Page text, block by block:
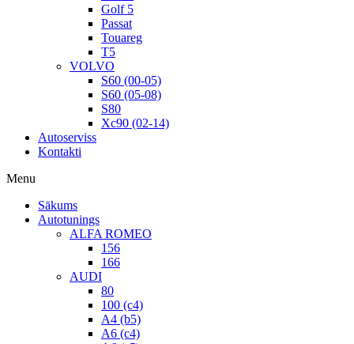
Golf 5
Passat
Touareg
T5
VOLVO
S60 (00-05)
S60 (05-08)
S80
Xc90 (02-14)
Autoserviss
Kontakti
Menu
Sākums
Autotunings
ALFA ROMEO
156
166
AUDI
80
100 (c4)
A4 (b5)
A6 (c4)